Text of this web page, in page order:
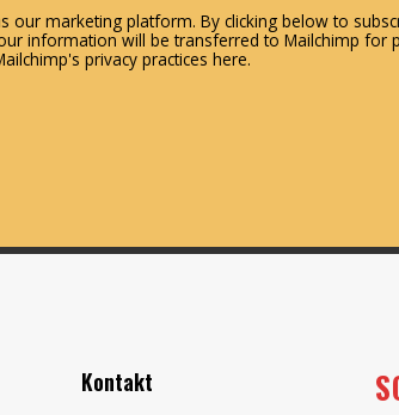
our marketing platform. By clicking below to
information will be transferred to Mailchimp for
privacy practices here.
Kontakt